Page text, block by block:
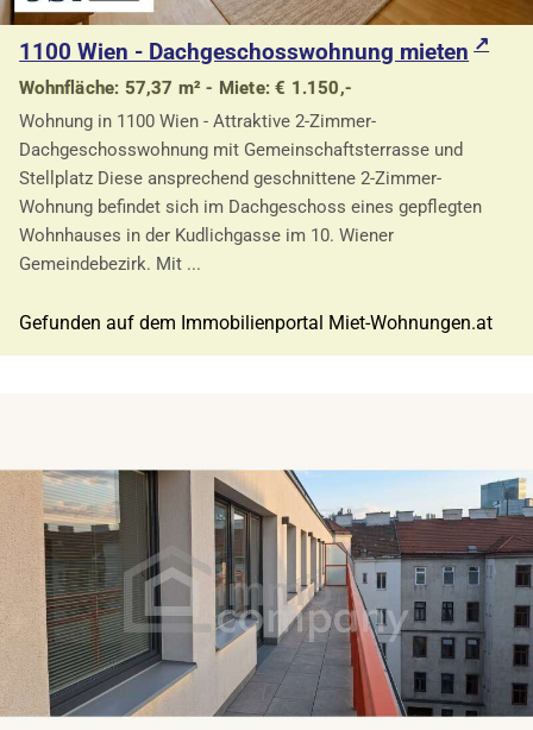
1100 Wien - Dachgeschosswohnung mieten
Wohnfläche: 57,37 m² - Miete: € 1.150,-
Wohnung in 1100 Wien - Attraktive 2-Zimmer-
Dachgeschosswohnung mit Gemeinschaftsterrasse und
Stellplatz Diese ansprechend geschnittene 2-Zimmer-
Wohnung befindet sich im Dachgeschoss eines gepflegten
Wohnhauses in der Kudlichgasse im 10. Wiener
Gemeindebezirk. Mit ...
Gefunden auf dem Immobilienportal Miet-Wohnungen.at